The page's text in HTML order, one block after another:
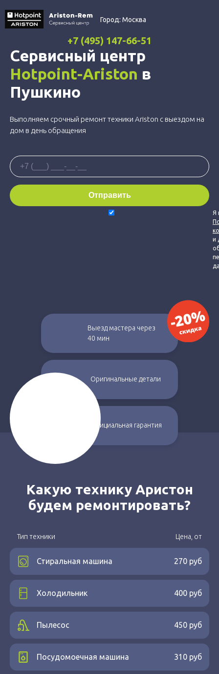
Город: Москва
+7 (495) 147-66-51
Сервисный центр
Hotpoint-Ariston в
Пушкино
Выполняем срочный ремонт техники Ariston с выездом на
дом в день обращения
Я
и
Выезд мастера через
40 мин
Оригинальные детали
Официальная гарантия
Какую технику Аристон
будем ремонтировать?
Тип техники Цена, от
Стиральная машина 270 руб
Холодильник 400 руб
Пылесос 450 руб
Посудомоечная машина 310 руб